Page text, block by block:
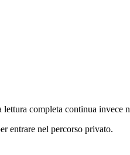
completa continua
entrare nel percorso privato.